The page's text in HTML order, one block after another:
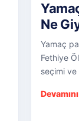
Ne
Yamaç
Fethiye
seçimi